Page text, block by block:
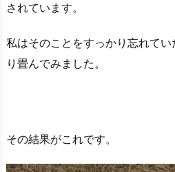
されています。
私はそのことをすっかり忘れて
り畳んでみました。
その結果がこれです。